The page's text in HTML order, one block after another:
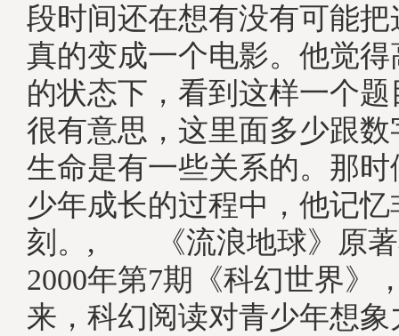
段时间还在想有没有可能
真的变成一个电影。他觉
的状态下，看到这样一个
很有意思，这里面多少跟
生命是有一些关系的。那
少年成长的过程中，他记忆
刻。, 《流浪地球》原著
2000年第7期《科幻世界》
来，科幻阅读对青少年想